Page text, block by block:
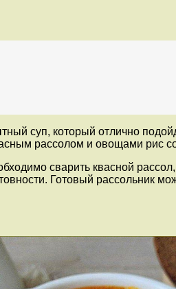
суп, который отлично
рассолом и овощами рис
сварить квасной
Готовый рассольник